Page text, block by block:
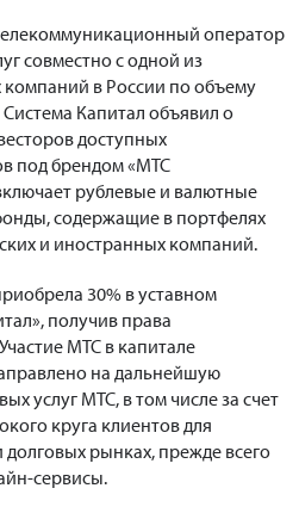
оператор
совместно с одной из
в России по объему
Капитал объявил о
доступных
под брендом «МТС
рублевые и валютные
содержащие в портфелях
и иностранных компаний.
30% в уставном
получив права
МТС в капитале
на дальнейшую
услуг МТС, в том числе за счет
круга клиентов для
рынках, прежде всего
сервисы.